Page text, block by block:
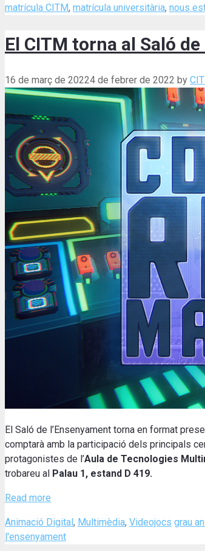
matrícula CITM, matrícula universitària, nous
El CITM torna al Saló
16 de març de 20224 de febrer de 2022 by
El Saló de l’Ensenyament torna en format
comptarà amb la participació dels principals
protagonistes de l’Aula de Tecnologies
trobareu al Palau 1, estand D 419.
Read more
Categories
Animació Digital, Multimèdia, Videojocs Tags
grau
l'ensenyament